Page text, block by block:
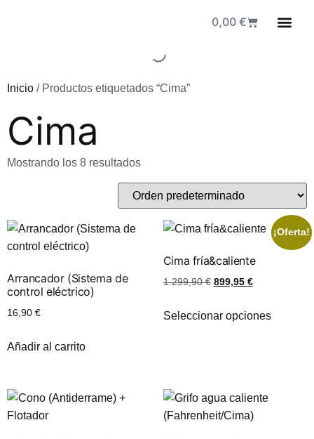
0,00 €
Inicio / Productos etiquetados “Cima”
Cima
Mostrando los 8 resultados
Arrancador (Sistema de
control eléctrico)
16,90 €
Añadir al carrito
¡Oferta!
Cima fría&caliente
1.299,90€ 899,95 €
Seleccionar opciones